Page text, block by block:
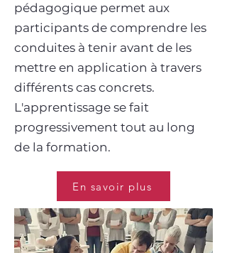
pédagogique permet aux
participants de comprendre les
conduites à tenir avant de les
mettre en application à travers
différents cas concrets.
L'apprentissage se fait
progressivement tout au long
de la formation.
En savoir plus